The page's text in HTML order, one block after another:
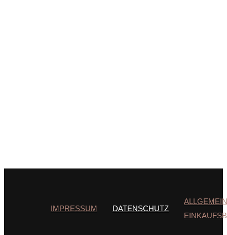
IMPRESSUM DATENSCHUTZ